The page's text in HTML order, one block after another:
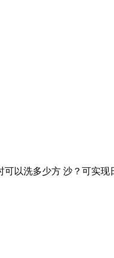
以洗多少方 沙？可实